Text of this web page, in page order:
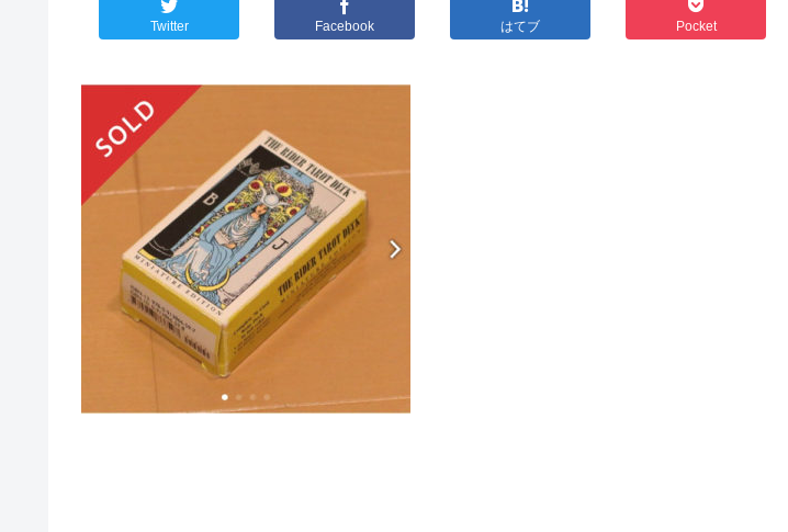
Twitter Facebook はてブ Pocket